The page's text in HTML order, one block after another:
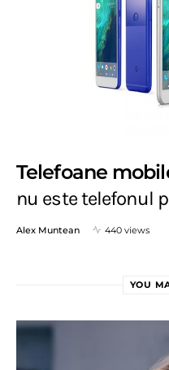
Telefoane
nu este telefonul
Alex Muntean 440 views
YOU